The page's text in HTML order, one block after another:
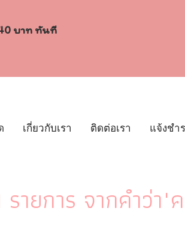
บาท ทันที
เกี่ยวกับเรา ติดต่อเรา แจ้งชำ
ายการ จากคำว่า"